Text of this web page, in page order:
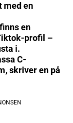
med en
en
profil –
i.
C-
, skriver en på